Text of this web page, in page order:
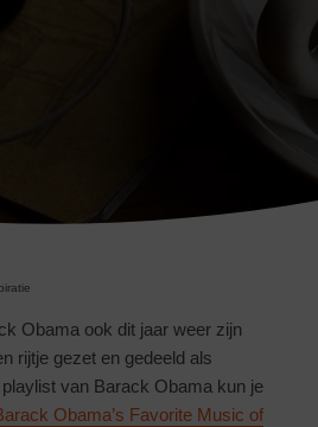
Obama ook dit jaar weer zijn
rijtje gezet en gedeeld als
van Barack Obama kun je
Obama’s Favorite Music of